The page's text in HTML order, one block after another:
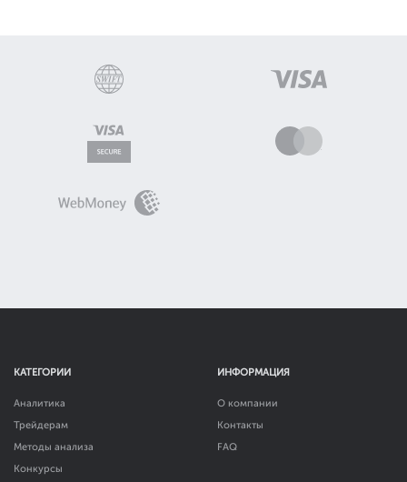
КАТЕГОРИИ
Аналитика
Трейдерам
Методы анализа
Конкурсы
ИНФОРМАЦИЯ
О компании
Контакты
FAQ